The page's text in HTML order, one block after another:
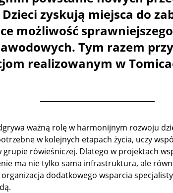
zyskują miejsca do
możliwość
Tym razem
realizowanym w
ważną rolę w harmonijnym rozwoju
w kolejnych etapach życia, uczy
rówieśniczej. Dlatego w projektach
ma nie tylko sama infrastruktura, ale
dodatkowego wsparcia